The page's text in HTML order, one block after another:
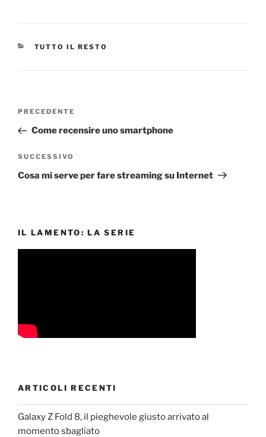
CATEGORIE
TUTTO IL RESTO
Navigazione
Articolo
precedente:
PRECEDENTE
Come recensire uno smartphone
Articolo
successivo
SUCCESSIVO
Cosa mi serve per fare streaming su Internet
IL LAMENTO: LA SERIE
ARTICOLI RECENTI
Galaxy Z Fold 8, il pieghevole giusto arrivato al
momento sbagliato